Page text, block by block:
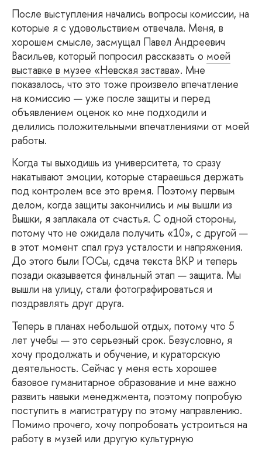
После выступления начались вопросы комиссии, на
которые я с удовольствием отвечала. Меня, в
хорошем смысле, засмущал Павел Андреевич
Васильев, который попросил рассказать о моей
выставке в музее «Невская застава». Мне
показалось, что это тоже произвело впечатление
на комиссию — уже после защиты и перед
объявлением оценок ко мне подходили и
делились положительными впечатлениями от моей
работы.
Когда ты выходишь из университета, то сразу
накатывают эмоции, которые стараешься держать
под контролем все это время. Поэтому первым
делом, когда защиты закончились и мы вышли из
Вышки, я заплакала от счастья. С одной стороны,
потому что не ожидала получить «10», с другой —
в этот момент спал груз усталости и напряжения.
До этого были ГОСы, сдача текста ВКР и теперь
позади оказывается финальный этап — защита. Мы
вышли на улицу, стали фотографироваться и
поздравлять друг друга.
Теперь в планах небольшой отдых, потому что 5
лет учебы — это серьезный срок. Безусловно, я
хочу продолжать и обучение, и кураторскую
деятельность. Сейчас у меня есть хорошее
базовое гуманитарное образование и мне важно
развить навыки менеджмента, поэтому попробую
поступить в магистратуру по этому направлению.
Помимо прочего, хочу попробовать устроиться на
работу в музей или другую культурную